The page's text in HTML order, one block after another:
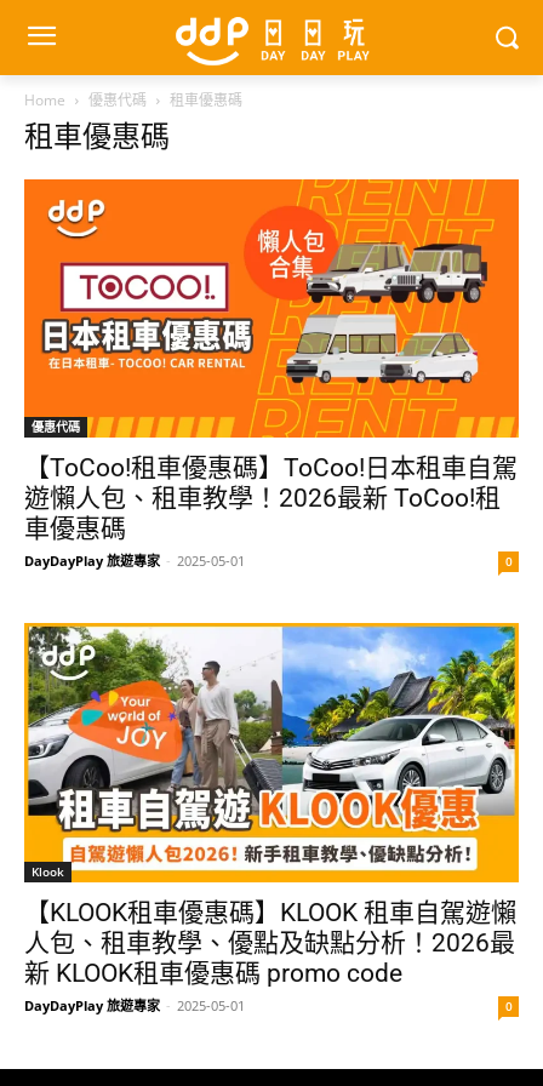
Home 優惠代碼 租車優惠碼
租車優惠碼
優惠代碼
【ToCoo!租車優惠碼】ToCoo!日本租車自駕
遊懶人包、租車教學！2026最新 ToCoo!租
車優惠碼
DayDayPlay 旅遊專家 - 2025-05-01 0
Klook
【KLOOK租車優惠碼】KLOOK 租車自駕遊懶
人包、租車教學、優點及缺點分析！2026最
新 KLOOK租車優惠碼 promo code
DayDayPlay 旅遊專家 - 2025-05-01 0